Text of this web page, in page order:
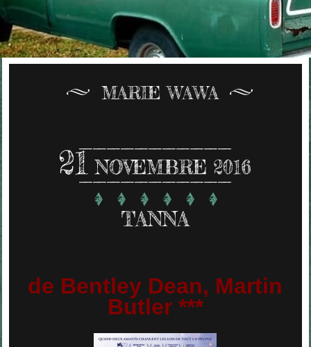
MARIE WAWA
21 NOVEMBRE 2016
TANNA
de Bentley Dean, Martin
Butler ***